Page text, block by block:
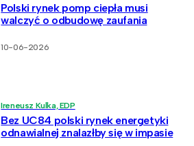
Polski rynek pomp ciepła musi
walczyć o odbudowę zaufania
10-06-2026
Ireneusz Kulka, EDP
Bez UC84 polski rynek energetyki
odnawialnej znalazłby się w impasie